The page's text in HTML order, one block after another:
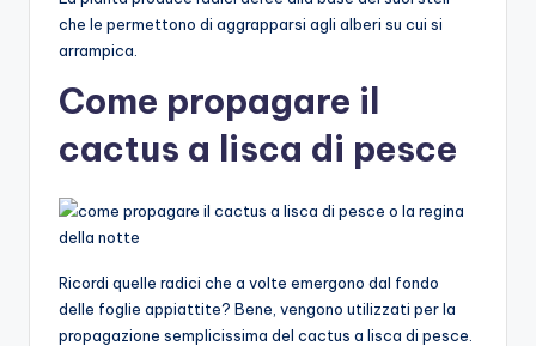
che le permettono di aggrapparsi agli alberi su cui si
arrampica.
Come propagare il
cactus a lisca di pesce
Ricordi quelle radici che a volte emergono dal fondo
delle foglie appiattite? Bene, vengono utilizzati per la
propagazione semplicissima del cactus a lisca di pesce.